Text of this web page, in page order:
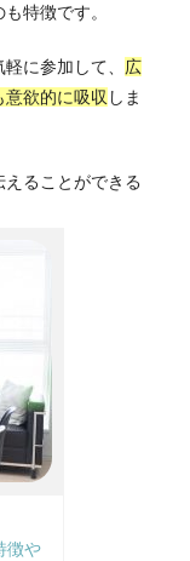
特徴です。
に参加して、 広
欲的に吸収 しま
ることができる
徴や